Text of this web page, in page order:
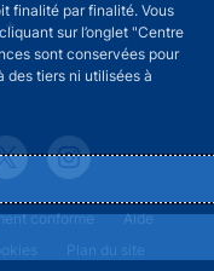
finalité par finalité. Vous
sur l’onglet "Centre
sont conservées pour
des tiers ni utilisées à
+
conforme
Aide
Plan du site